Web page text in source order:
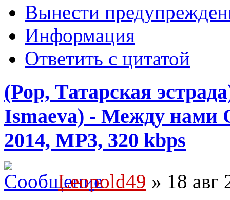
Вынести
Информация
Ответить с цитатой
(Pop, Татарская
Ismaeva) - Между
2014, MP3, 320 kbps
Leopold49 » 18 авг